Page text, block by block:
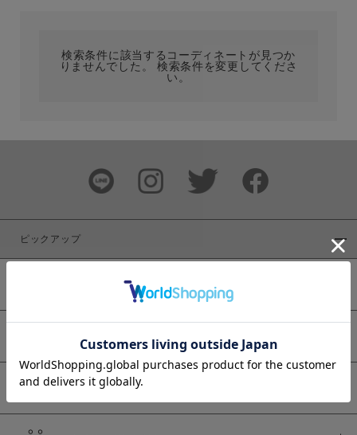
ブランド
検索条件に該当するコーディネートが見つか
りませんでした。 検索条件を変更してくださ
い。
ピックアップ
予約商品